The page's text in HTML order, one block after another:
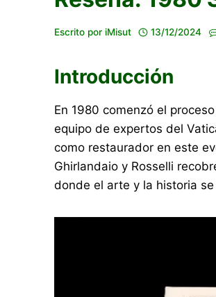
Escrito por iMisut 13/12/2024
Introducción
En 1980 comenzó el
equipo de expertos del
como restaurador en este
Ghirlandaio y Rosselli
donde el arte y la historia